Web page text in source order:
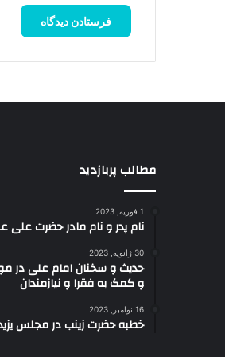
مطالب پربازدید
1 فوریه, 2023
نام پدر و نام مادر حضرت علی
30 ژانویه, 2023
حدیث و سخنان امام علی در
و کمک به فقرا و نیازمندان
16 نوامبر, 2023
خطبه حضرت زینب در مجلس